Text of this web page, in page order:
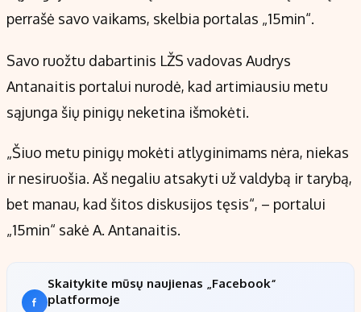
perrašė savo vaikams, skelbia portalas „15min“.
Savo ruožtu dabartinis LŽS vadovas Audrys
Antanaitis portalui nurodė, kad artimiausiu metu
sąjunga šių pinigų neketina išmokėti.
„Šiuo metu pinigų mokėti atlyginimams nėra, niekas
ir nesiruošia. Aš negaliu atsakyti už valdybą ir tarybą,
bet manau, kad šitos diskusijos tęsis“, – portalui
„15min“ sakė A. Antanaitis.
Skaitykite mūsų naujienas „Facebook“
platformoje